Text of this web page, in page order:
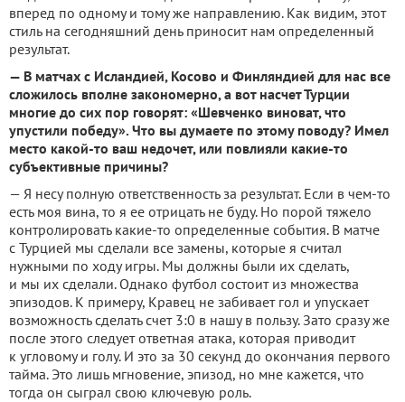
вперед по одному и тому же направлению. Как видим, этот
стиль на сегодняшний день приносит нам определенный
результат.
— В матчах с Исландией, Косово и Финляндией для нас все
сложилось вполне закономерно, а вот насчет Турции
многие до сих пор говорят: «Шевченко виноват, что
упустили победу». Что вы думаете по этому поводу? Имел
место какой-то ваш недочет, или повлияли какие-то
субъективные причины?
— Я несу полную ответственность за результат. Если в чем-то
есть моя вина, то я ее отрицать не буду. Но порой тяжело
контролировать какие-то определенные события. В матче
с Турцией мы сделали все замены, которые я считал
нужными по ходу игры. Мы должны были их сделать,
и мы их сделали. Однако футбол состоит из множества
эпизодов. К примеру, Кравец не забивает гол и упускает
возможность сделать счет 3:0 в нашу в пользу. Зато сразу же
после этого следует ответная атака, которая приводит
к угловому и голу. И это за 30 секунд до окончания первого
тайма. Это лишь мгновение, эпизод, но мне кажется, что
тогда он сыграл свою ключевую роль.